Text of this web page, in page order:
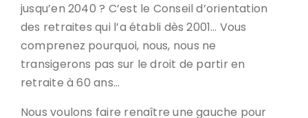
jusqu’en 2040 ? C’est le Conseil d’orientation
des retraites qui l’a établi dès 2001… Vous
comprenez pourquoi, nous, nous ne
transigerons pas sur le droit de partir en
retraite à 60 ans…
Nous voulons faire renaître une gauche pour